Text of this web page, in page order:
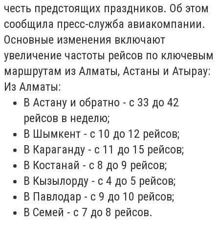
честь предстоящих праздников. Об этом
сообщила пресс-служба авиакомпании.
Основные изменения включают
увеличение частоты рейсов по ключевым
маршрутам из Алматы, Астаны и Атырау:
Из Алматы:
В Астану и обратно - с 33 до 42
рейсов в неделю;
В Шымкент - с 10 до 12 рейсов;
В Караганду - с 11 до 15 рейсов;
В Костанай - с 8 до 9 рейсов;
В Кызылорду - с 4 до 5 рейсов;
В Павлодар - с 9 до 10 рейсов;
В Семей - с 7 до 8 рейсов.